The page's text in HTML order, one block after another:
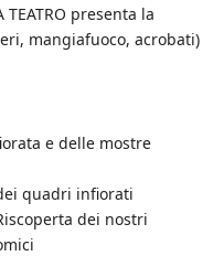
TEATRO presenta la
mangiafuoco, acrobati)
e delle mostre
quadri infiorati
dei nostri